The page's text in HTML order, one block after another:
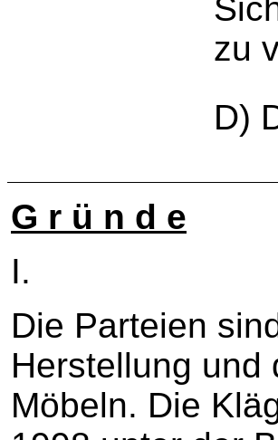
zu
D)
G r ü n d e
I.
Die Parteien
Herstellung und
Möbeln. Die